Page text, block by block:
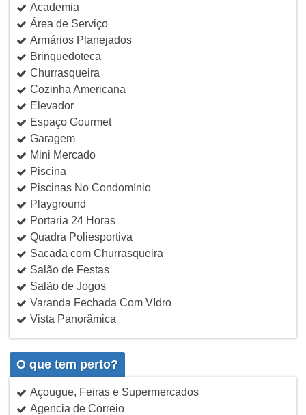
Academia
Área de Serviço
Armários Planejados
Brinquedoteca
Churrasqueira
Cozinha Americana
Elevador
Espaço Gourmet
Garagem
Mini Mercado
Piscina
Piscinas No Condomínio
Playground
Portaria 24 Horas
Quadra Poliesportiva
Sacada com Churrasqueira
Salão de Festas
Salão de Jogos
Varanda Fechada Com VIdro
Vista Panorâmica
O que tem perto?
Açougue, Feiras e Supermercados
Agencia de Correio